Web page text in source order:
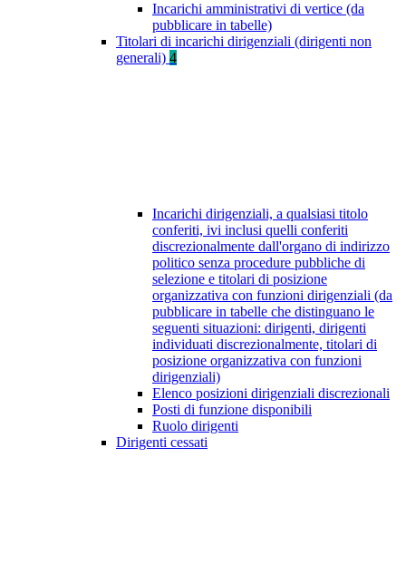
Incarichi amministrativi di vertice (da
pubblicare in tabelle)
Titolari di incarichi dirigenziali (dirigenti non
generali) 4
Incarichi dirigenziali, a qualsiasi titolo
conferiti, ivi inclusi quelli conferiti
discrezionalmente dall'organo di indirizzo
politico senza procedure pubbliche di
selezione e titolari di posizione
organizzativa con funzioni dirigenziali (da
pubblicare in tabelle che distinguano le
seguenti situazioni: dirigenti, dirigenti
individuati discrezionalmente, titolari di
posizione organizzativa con funzioni
dirigenziali)
Elenco posizioni dirigenziali discrezionali
Posti di funzione disponibili
Ruolo dirigenti
Dirigenti cessati